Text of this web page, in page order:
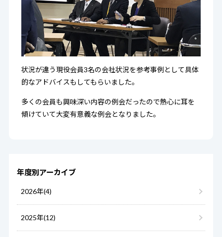
状況が違う現役会員3名の会社状況を参考事例として具体
的なアドバイスもしてもらいました。
多くの会員も興味深い内容の例会だったので熱心に耳を
傾けていて大変有意義な例会となりました。
年度別アーカイブ
2026年(4)
2025年(12)